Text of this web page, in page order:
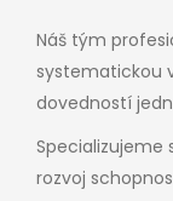
Náš tým
systematickou
dovedností
Specializujeme
rozvoj